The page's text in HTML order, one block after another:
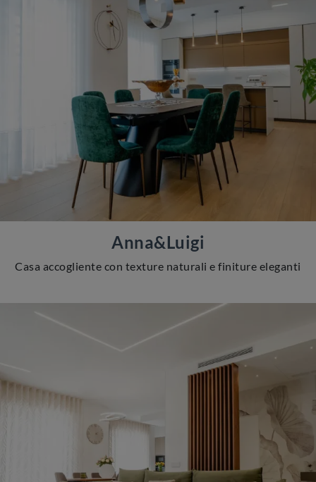
Anna&Luigi
Casa accogliente con texture naturali e finiture eleganti